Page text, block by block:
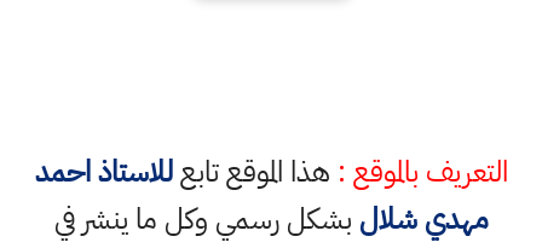
التعريف بالموقع : هذا الموقع تابعللاستاذ احمد
مهدي شلال بشكل رسمي وكل ما ينشر في